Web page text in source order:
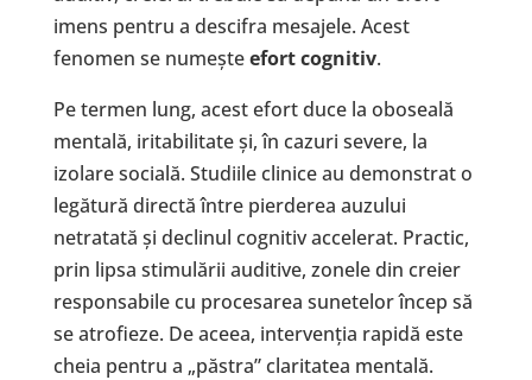
imens pentru a descifra mesajele. Acest
fenomen se numeșteefort cognitiv.
Pe termen lung, acest efort duce la oboseală
mentală, iritabilitate și, în cazuri severe, la
izolare socială. Studiile clinice au demonstrat o
legătură directă între pierderea auzului
netratată și declinul cognitiv accelerat. Practic,
prin lipsa stimulării auditive, zonele din creier
responsabile cu procesarea sunetelor încep să
se atrofieze. De aceea, intervenția rapidă este
cheia pentru a „păstra” claritatea mentală.